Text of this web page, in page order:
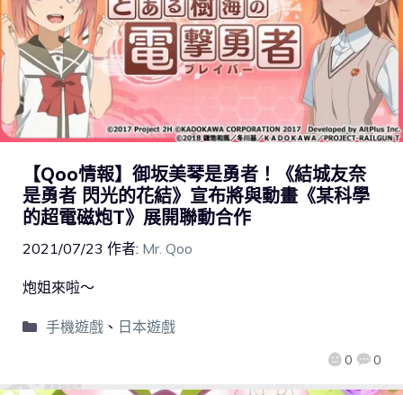
【Qoo情報】御坂美琴是勇者！《結城友奈
是勇者 閃光的花結》宣布將與動畫《某科學
的超電磁炮T》展開聯動合作
2021/07/23 作者: Mr. Qoo
0 0
炮姐來啦～
手機遊戲、 日本遊戲